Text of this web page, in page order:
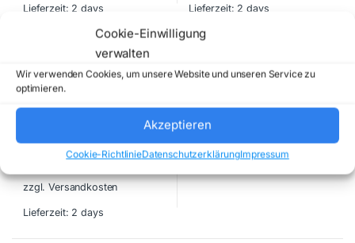
Cookie-Einwilligung
verwalten
Wir verwenden Cookies, um unsere Website und unseren Service zu
optimieren.
Akzeptieren
Cookie-RichtlinieDatenschutzerklärungImpressum
Lieferzeit: 2 days Lieferzeit: 2 days
Car & HGV Battery Chargers
4SCHG – NEW
exkl. 19 % MwSt.
zzgl. Versandkosten
Lieferzeit: 2 days